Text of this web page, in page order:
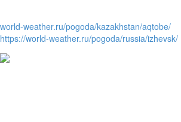
world-weather.ru/pogoda/kazakhstan/aqtobe/
https://world-weather.ru/pogoda/russia/izhevsk/